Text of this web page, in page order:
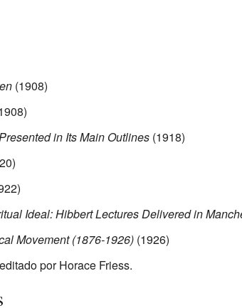
(1908)
in Its Main Outlines(1918)
Ideal: Hibbert Lectures Delivered in
Movement (1876-1926)(1926)
por Horace Friess.